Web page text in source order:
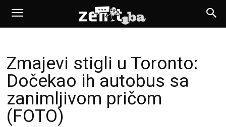
Zmajevi stigli u Toronto:
Dočekao ih autobus sa
zanimljivom pričom
(FOTO)